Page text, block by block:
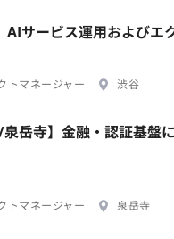
AIサービス運用および
トマネージャー
渋谷
岳寺】金融・認証基盤
トマネージャー
泉岳寺